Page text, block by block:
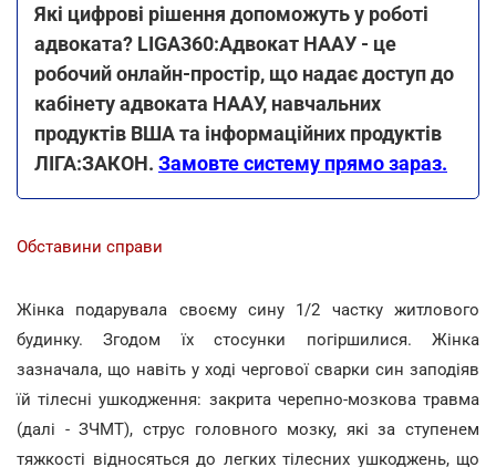
Які цифрові рішення допоможуть у роботі
адвоката? LIGA360:Адвокат НААУ - це
робочий онлайн-простір, що надає доступ до
кабінету адвоката НААУ, навчальних
продуктів ВША та інформаційних продуктів
ЛІГА:ЗАКОН. Замовте систему прямо зараз.
Обставини справи
Жінка подарувала своєму сину 1/2 частку житлового
будинку. Згодом їх стосунки погіршилися. Жінка
зазначала, що навіть у ході чергової сварки син заподіяв
їй тілесні ушкодження: закрита черепно-мозкова травма
(далі - ЗЧМТ), струс головного мозку, які за ступенем
тяжкості відносяться до легких тілесних ушкоджень, що